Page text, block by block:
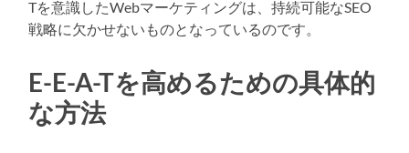
Tを意識したWebマーケティングは、持続可能なSEO
戦略に欠かせないものとなっているのです。
E-E-A-Tを高めるための具体的
な方法